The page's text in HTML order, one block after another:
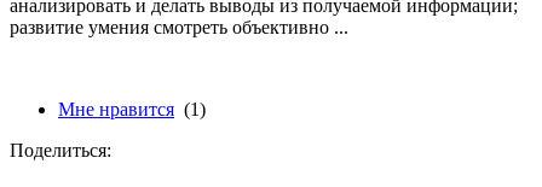
анализировать и делать выводы из получаемой информации;
развитие умения смотреть объективно ...
Мне нравится (1)
Поделиться: